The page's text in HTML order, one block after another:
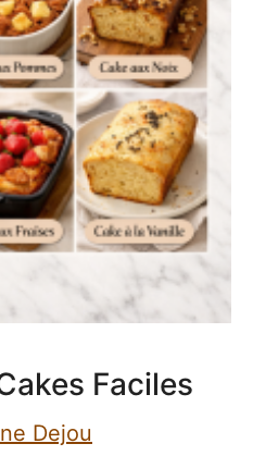
Faciles
Dejou